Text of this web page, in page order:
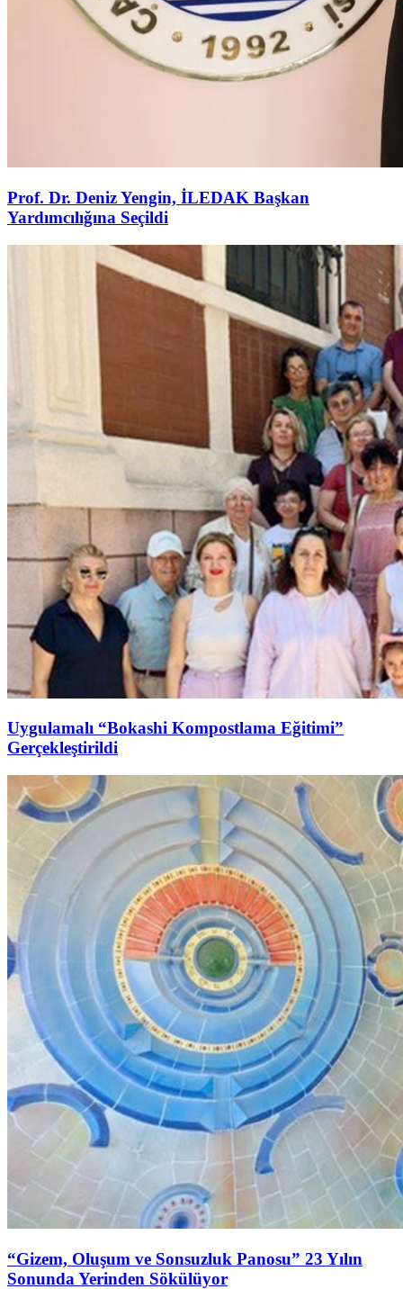
Prof. Dr. Deniz Yengin, İLEDAK Başkan
Yardımcılığına Seçildi
Uygulamalı “Bokashi Kompostlama Eğitimi”
Gerçekleştirildi
“Gizem, Oluşum ve Sonsuzluk Panosu” 23 Yılın
Sonunda Yerinden Sökülüyor